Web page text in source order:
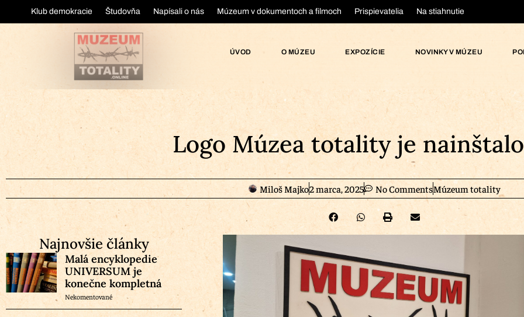
Klub demokracie Študovňa Napísali o nás Múzeum v dokumentoch a filmoch Prispievatelia Na stiahnutie
ÚVOD O MÚZEU EXPOZÍCIE NOVINKY V MÚZEU
Logo Múzea totality je
Miloš Majko2 marca, 2025 No CommentsMúzeum totality
Najnovšie články
Malá encyklopedie
UNIVERSUM je
konečne kompletná
Nekomentované